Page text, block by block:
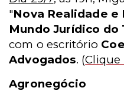
"Nova Realidade e
Mundo Jurídico do
com o escritório
Advogados. (Clique
Agronegócio